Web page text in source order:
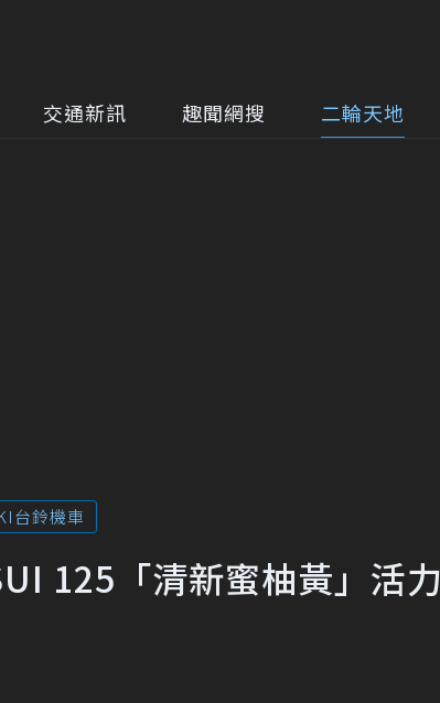
交通新訊 趣聞網搜 二輪天地
台鈴機車
125「清新蜜柚黃」活